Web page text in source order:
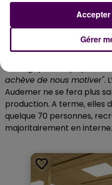
militaire, là où on ne faisait
fierté, notamment pour le
"Grâce à cet
stratégiques du pays, et la
achève de nous motiver".
Audemer ne se fera plus
production. A terme, elles
quelque 70 personnes,
majoritairement en interne.
Gérer